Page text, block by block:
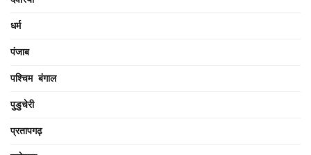
धर्म
पंजाब
पश्चिम बंगाल
पुडुचेरी
प्रतापगढ़